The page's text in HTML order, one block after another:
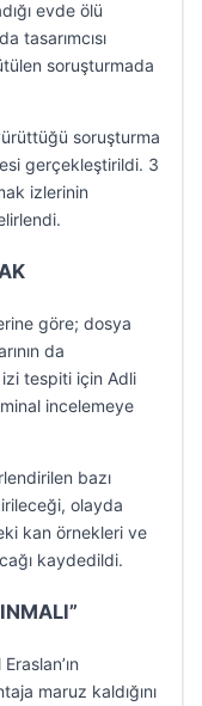
evde ölü
tasarımcısı
soruşturmada
soruşturma
gerçekleştirildi. 3
izlerinin
göre; dosya
da
tespiti için Adli
incelemeye
bazı
olayda
kan örnekleri ve
kaydedildi.
maruz kaldığını